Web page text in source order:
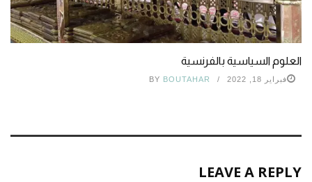
العلوم السياسية بالفرنسية
فبراير 18, 2022 BY BOUTAHAR
LEAVE A REPLY